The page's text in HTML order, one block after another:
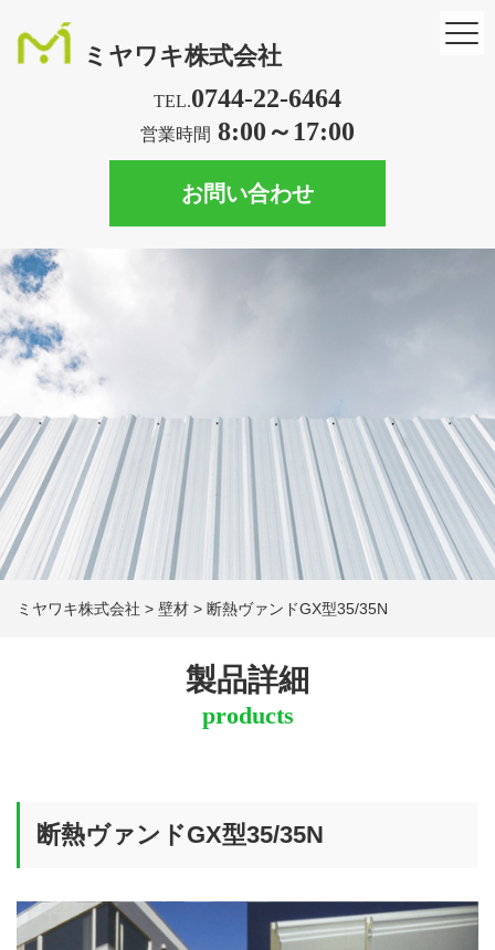
ミヤワキ株式会社
TEL.0744-22-6464
営業時間 8:00～17:00
お問い合わせ
ミヤワキ株式会社 > 壁材 > 断熱ヴァンドGX型35/35N
製品詳細
products
断熱ヴァンドGX型35/35N